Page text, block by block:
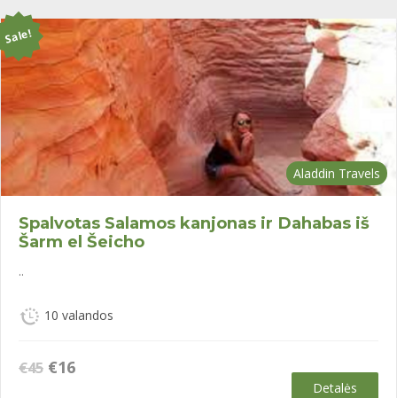
Sale!
Aladdin Travels
Spalvotas Salamos kanjonas ir Dahabas iš
Šarm el Šeicho
..
10 valandos
€45 Original
€16Current
Detalės